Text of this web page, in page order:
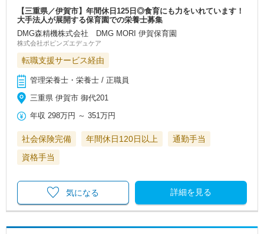
【三重県／伊賀市】年間休日125日◎食育にも力をいれています！
大手法人が展開する保育園での栄養士募集
DMG森精機株式会社 DMG MORI 伊賀保育園
株式会社ポピンズエデュケア
転職支援サービス経由
管理栄養士・栄養士 / 正職員
三重県 伊賀市 御代201
年収 298万円 ～351万円
社会保険完備 年間休日120日以上
通勤手当
資格手当
詳細を見る
気になる